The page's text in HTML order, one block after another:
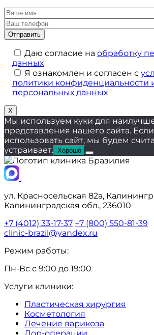
Даю согласие на обработку
данных
Я ознакомлен и согласен с
политики конфиденциальности
персональных данных
X
Мы используем куки для
представления нашего сайта.
использовать сайт, мы будем
устраивает. Хорошо
ул. Красносельская 82а,
Калининградская обл., 236010
+7 (4012) 33-17-37 +7 (800) 550-81-39
clinic-brazil@yandex.ru
Режим работы:
Пн-Вс с 9:00 до 19:00
Услуги клиники:
Пластическая хирургия
Косметология
Лечение варикоза
Лор-операции